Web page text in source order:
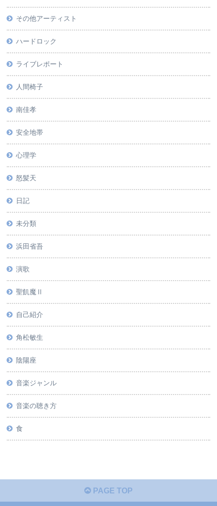
その他アーティスト
ハードロック
ライブレポート
人間椅子
南佳孝
安全地帯
心理学
怒髪天
日記
未分類
浜田省吾
演歌
聖飢魔Ⅱ
自己紹介
角松敏生
陰陽座
音楽ジャンル
音楽の聴き方
食
PAGE TOP